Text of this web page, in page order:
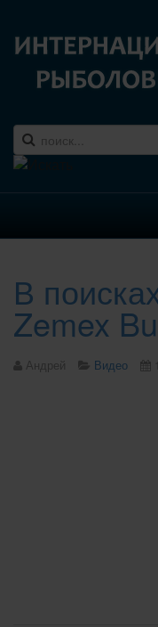
В
Zemex
Андрей Видео